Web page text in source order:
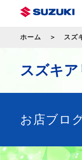
ホーム スズ
スズキ
お店ブロ